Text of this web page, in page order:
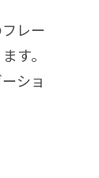
レー
す。
ショ